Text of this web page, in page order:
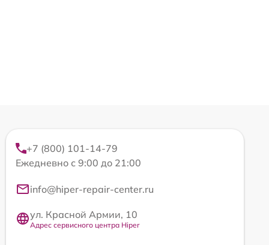
+7 (800) 101-14-79
Ежедневно с 9:00 до 21:00
info@hiper-repair-center.ru
ул. Красной Армии, 10
Адрес сервисного центра Hiper